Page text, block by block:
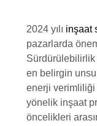
2024 yılı inşaat
pazarlarda
en belirgin
enerji verimliliği
yönelik inşaat
öncelikleri